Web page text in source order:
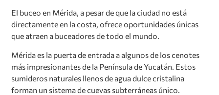
El buceo en Mérida, a pesar de que la ciudad no está
directamente en la costa, ofrece oportunidades únicas
que atraen a buceadores de todo el mundo.
Mérida es la puerta de entrada a algunos de los cenotes
más impresionantes de la Península de Yucatán. Estos
sumideros naturales llenos de agua dulce cristalina
forman un sistema de cuevas subterráneas único.